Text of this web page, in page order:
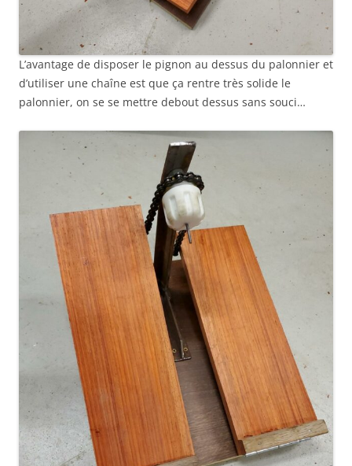
L’avantage de disposer le pignon au dessus du palonnier et
d’utiliser une chaîne est que ça rentre très solide le
palonnier, on se se mettre debout dessus sans souci…